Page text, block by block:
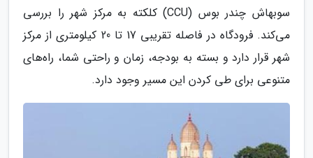
سوبهاش چندر بوس (CCU) کلکته به مرکز شهر را بررسی
می‌کند. فرودگاه در فاصله تقریبی 17 تا 20 کیلومتری از مرکز
شهر قرار دارد و بسته به بودجه، زمان و راحتی شما، راه‌های
متنوعی برای طی کردن این مسیر وجود دارد.